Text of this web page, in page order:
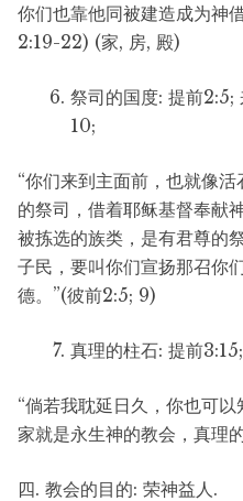
你们也靠他同被建造成为神
2:19-22) (家, 房, 殿)
祭司的国度: 提前
10;
“你们来到主面前，也就像
的祭司，借着耶稣基督奉献
被拣选的族类，是有君尊的
子民，要叫你们宣扬那召你
德。”(彼前2:5; 9)
真理的柱石: 提前
“倘若我耽延日久，你也可
家就是永生神的教会，真理
四. 教会的目的: 荣神益人.